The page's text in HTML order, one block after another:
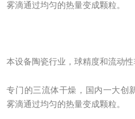
雾滴通过均匀的热量变成颗粒。
本设备陶瓷行业，球精度和流动性
专门的三流体干燥，国内一大创
雾滴通过均匀的热量变成颗粒。